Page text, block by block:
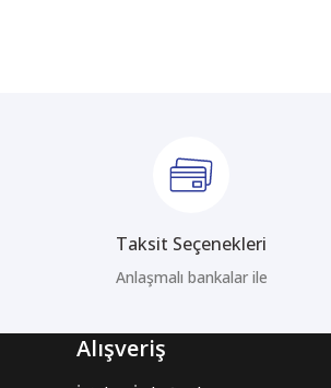
Taksit Seçenekleri
Anlaşmalı bankalar ile
Alışveriş